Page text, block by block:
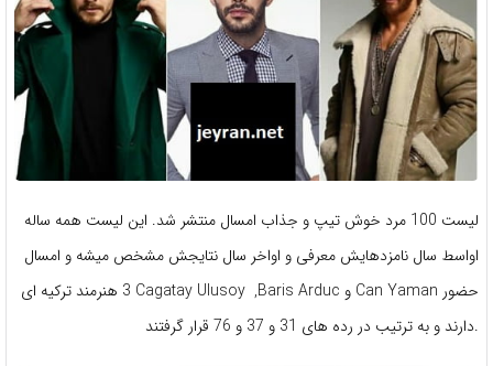
لیست 100 مرد خوش تیپ و جذاب امسال منتشر شد. این لیست همه ساله
اواسط سال نامزدهایش معرفی و اواخر سال نتایجش مشخص میشه و امسال
3 هنرمند ترکیه ای Cagatay Ulusoy ,Baris Arduc و Can Yaman حضور
دارند و به ترتیب در رده های 31 و 37 و 76 قرار گرفتند.